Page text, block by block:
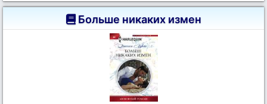
Больше никаких измен